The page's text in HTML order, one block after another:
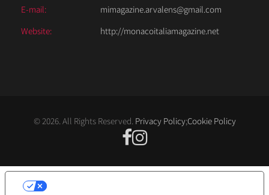
E-mail:
mimagazine.arvalens@gmail.com
Website:
http://monacoitaliamagazine.net
© 2026. All Rights Reserved. Privacy Policy;Cookie Policy